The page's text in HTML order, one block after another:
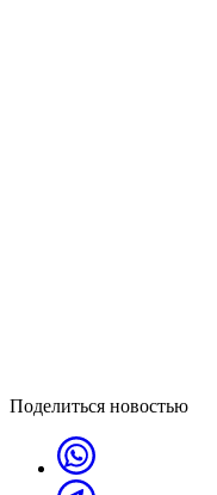
Поделиться новостью